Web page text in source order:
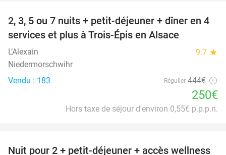
44%
2, 3, 5 ou 7 nuits + petit-déjeuner + dîner en 4
services et plus à Trois-Épis en Alsace
L’Alexain 9.7 star
Niedermorschwihr
Vendu : 183
Régulier 444€
250€
Hors taxe de séjour d'environ 0,55€ p.p.p.n.
Nuit pour 2 + petit-déjeuner + accès wellness